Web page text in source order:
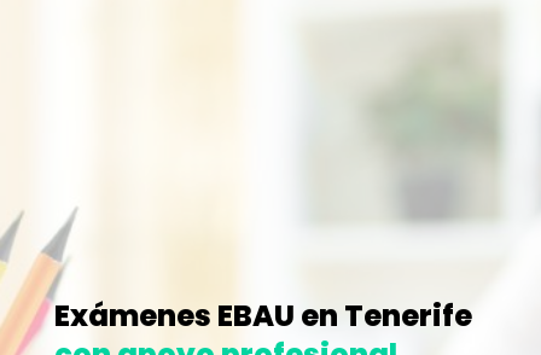
Exámenes EBAU en Tenerife